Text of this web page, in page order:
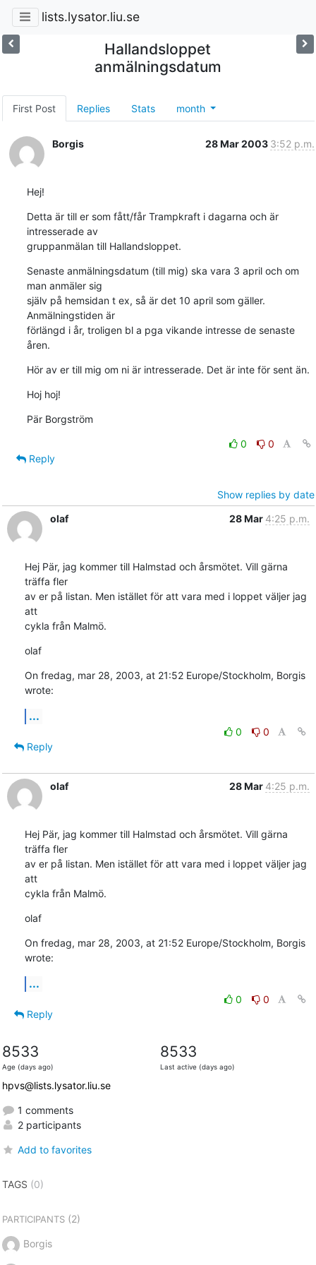
lists.lysator.liu.se
Hallandsloppet
anmälningsdatum
First Post Replies Stats month
Borgis 28 Mar 2003 3:52 p.m.
Hej!
Detta är till er som fått/får Trampkraft i dagarna och är
intresserade av
gruppanmälan till Hallandsloppet.
Senaste anmälningsdatum (till mig) ska vara 3 april och om
man anmäler sig
själv på hemsidan t ex, så är det 10 april som gäller.
Anmälningstiden är
förlängd i år, troligen bl a pga vikande intresse de senaste
åren.
Hör av er till mig om ni är intresserade. Det är inte för sent än.
Hoj hoj!
Pär Borgström
0
0
Reply
Show replies by date
olaf
28 Mar 4:25 p.m.
Hej Pär, jag kommer till Halmstad och årsmötet. Vill gärna
träffa fler
av er på listan. Men istället för att vara med i loppet väljer jag
att
cykla från Malmö.
olaf
On fredag, mar 28, 2003, at 21:52 Europe/Stockholm, Borgis
wrote:
...
0
0
Reply
olaf 28 Mar 4:25 p.m.
Hej Pär, jag kommer till Halmstad och årsmötet. Vill gärna
träffa fler
av er på listan. Men istället för att vara med i loppet väljer jag
att
cykla från Malmö.
olaf
On fredag, mar 28, 2003, at 21:52 Europe/Stockholm, Borgis
wrote:
...
0
0
Reply
8533
Age (days ago)
8533
Last active (days ago)
hpvs@lists.lysator.liu.se
1 comments
2 participants
Add to favorites
TAGS (0)
PARTICIPANTS(2)
Borgis